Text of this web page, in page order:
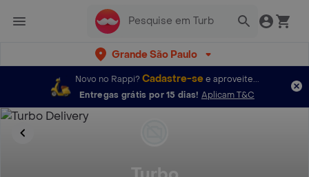
Grande São Paulo
Novo no Rappi? Cadastre-se e aproveite...
Entregas grátis por 15 dias! Aplicam T&C